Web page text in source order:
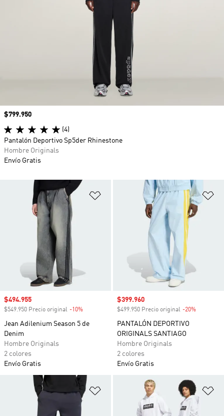
Añadir a la lista de deseos
Precio de venta
$494.955
$549.950 Precio original -10%
Jean Adilenium Season 5 de
Denim
Hombre Originals
2 colores
Envío Gratis
Precio de venta
$399.960
$499.950 Precio original -20%
PANTALÓN DEPORTIVO
ORIGINALS SANTIAGO
Hombre Originals
2 colores
Envío Gratis
Añadir a la lista de deseos
Precio
$799.950
(4)
Pantalón Deportivo Sp5der Rhinestone
Hombre Originals
Envío Gratis